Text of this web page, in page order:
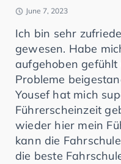
June 7, 2023
Ich bin sehr
gewesen. Habe
aufgehoben
Probleme
Yousef hat mich
Führerscheinzeit
wieder hier mein
kann die
die beste